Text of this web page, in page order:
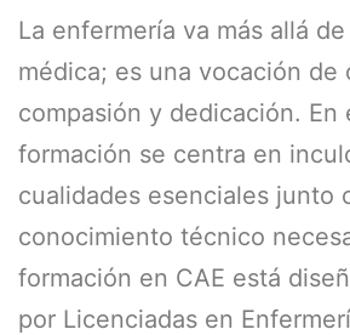
La enfermería va más allá
médica; es una vocación de
compasión y dedicación. En
formación se centra en
cualidades esenciales junto
conocimiento técnico
formación en CAE está
por Licenciadas en